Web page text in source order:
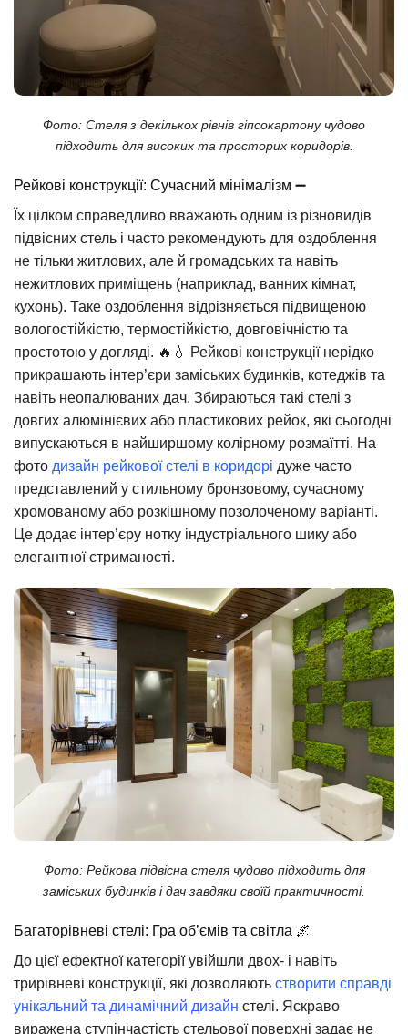
Фото: Стеля з декількох рівнів гіпсокартону чудово
підходить для високих та просторих коридорів.
Рейкові конструкції: Сучасний мінімалізм ➖
Їх цілком справедливо вважають одним із різновидів
підвісних стель і часто рекомендують для оздоблення
не тільки житлових, але й громадських та навіть
нежитлових приміщень (наприклад, ванних кімнат,
кухонь). Таке оздоблення відрізняється підвищеною
вологостійкістю, термостійкістю, довговічністю та
простотою у догляді. 🔥💧 Рейкові конструкції нерідко
прикрашають інтер’єри заміських будинків, котеджів та
навіть неопалюваних дач. Збираються такі стелі з
довгих алюмінієвих або пластикових рейок, які сьогодні
випускаються в найширшому колірному розмаїтті. На
фото дизайн рейкової стелі в коридорі дуже часто
представлений у стильному бронзовому, сучасному
хромованому або розкішному позолоченому варіанті.
Це додає інтер’єру нотку індустріального шику або
елегантної стриманості.
Фото: Рейкова підвісна стеля чудово підходить для
заміських будинків і дач завдяки своїй практичності.
Багаторівневі стелі: Гра об’ємів та світла 🌌
До цієї ефектної категорії увійшли двох- і навіть
трирівневі конструкції, які дозволяють створити справді
унікальний та динамічний дизайн стелі. Яскраво
виражена ступінчастість стельової поверхні задає не